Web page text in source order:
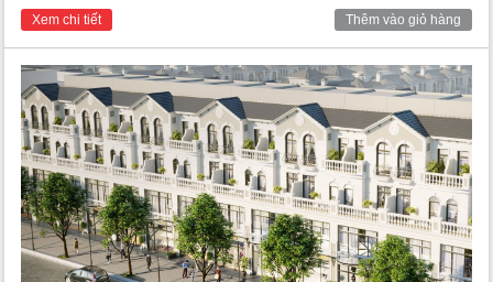
Xem chi tiết Thêm vào giỏ hàng